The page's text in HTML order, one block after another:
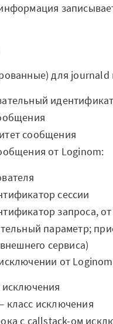
для journald
сообщения
от Loginom:
сессии
запроса,
параметр;
сервиса)
от
класс исключения
с callstack-ом